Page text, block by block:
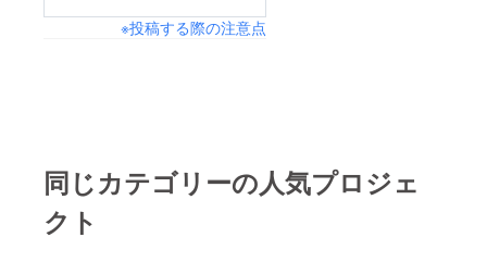
※投稿する際の注意点
同じカテゴリーの人気プロジェ
クト